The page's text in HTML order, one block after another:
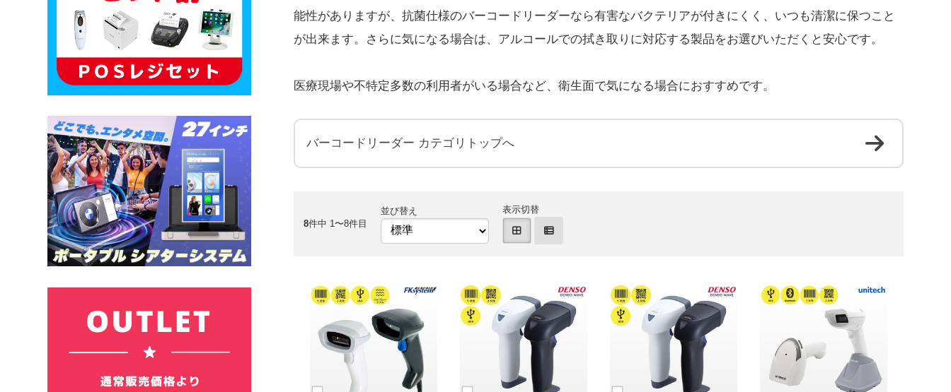
能性がありますが、抗菌仕様のバーコードリーダーなら有害なバクテリアが付きにくく、いつも清潔に保つこと
が出来ます。さらに気になる場合は、アルコールでの拭き取りに対応する製品をお選びいただくと安心です。
医療現場や不特定多数の利用者がいる場合など、衛生面で気になる場合におすすめです。
バーコードリーダー カテゴリトップへ
8件中 1〜8件目
並び替え 表示切替